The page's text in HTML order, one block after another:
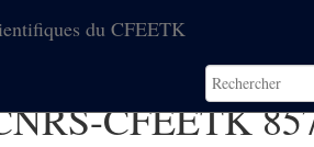
du CFEETK
CFEETK